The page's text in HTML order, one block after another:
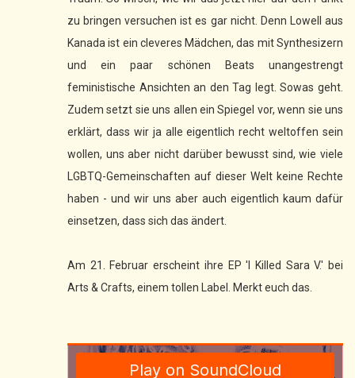
zu bringen versuchen ist es gar nicht. Denn Lowell aus
Kanada ist ein cleveres Mädchen, das mit Synthesizern
und ein paar schönen Beats unangestrengt
feministische Ansichten an den Tag legt. Sowas geht.
Zudem setzt sie uns allen ein Spiegel vor, wenn sie uns
erklärt, dass wir ja alle eigentlich recht weltoffen sein
wollen, uns aber nicht darüber bewusst sind, wie viele
LGBTQ-Gemeinschaften auf dieser Welt keine Rechte
haben - und wir uns aber auch eigentlich kaum dafür
einsetzen, dass sich das ändert.
Am 21. Februar erscheint ihre EP 'I Killed Sara V.' bei
Arts & Crafts, einem tollen Label. Merkt euch das.